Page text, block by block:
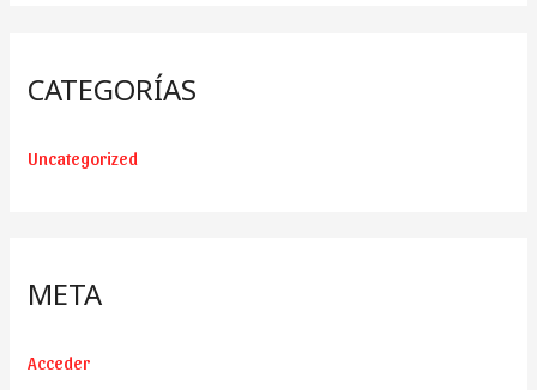
CATEGORÍAS
Uncategorized
META
Acceder